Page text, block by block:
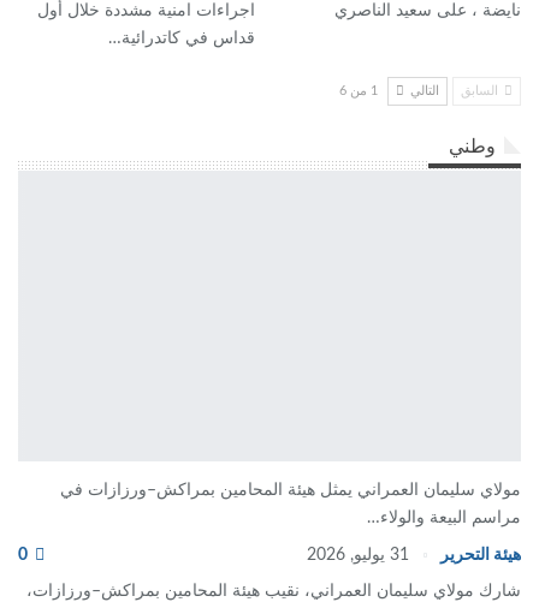
نايضة ، على سعيد الناصري
اجراءات امنية مشددة خلال أول
قداس في كاتدرائية…
السابق التالي 1 من 6
وطني
مولاي سليمان العمراني يمثل هيئة المحامين بمراكش–ورزازات في
مراسم البيعة والولاء…
هيئة التحرير 31 يوليو, 2026
شارك مولاي سليمان العمراني، نقيب هيئة المحامين بمراكش–ورزازات،